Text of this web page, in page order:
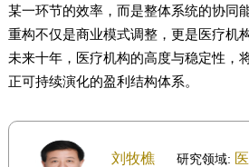
某一环节的效率，而是整体系统的协同
重构不仅是商业模式调整，更是医疗机
未来十年，医疗机构的高度与稳定性，
正可持续演化的盈利结构体系。
刘牧樵 研究领域: